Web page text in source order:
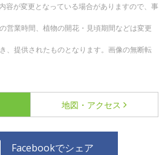
が変更となっている場合がありますので、事
営業時間、植物の開花・見頃期間などは変更
、提供されたものとなります。画像の無断転
地図・アクセス
Facebookでシェア